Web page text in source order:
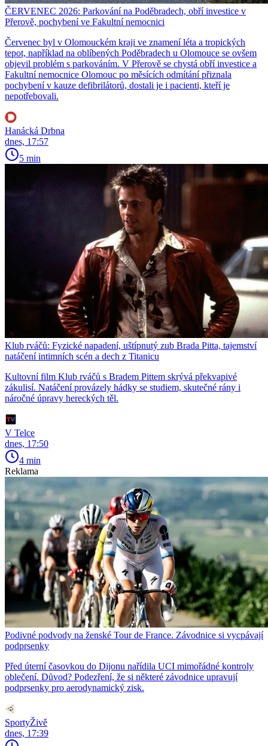
ČERVENEC 2026: Parkování na Poděbradech, obří investice v
Přerově, pochybení ve Fakultní nemocnici
Červenec byl v Olomouckém kraji ve znamení léta a tropických
tepot, například na oblíbených Poděbradech u Olomouce se ovšem
objevil problém s parkováním. V Přerově se chystá obří investice a
Fakultní nemocnice Olomouc po měsících odmítání přiznala
pochybení v kauze defibrilátorů, dostali je i pacienti, kteří je
nepotřebovali.
Hanácká Drbna
dnes, 17:57
5 min
Klub rváčů: Fyzické napadení, uštípnutý zub Brada Pitta, tajemství
natáčení intimních scén a dech z Titanicu
Kultovní film Klub rváčů s Bradem Pittem skrývá překvapivé
zákulisí. Natáčení provázely hádky se studiem, skutečné rány i
náročné úpravy hereckých těl.
V Telce
dnes, 17:50
4 min
Reklama
Podivné podvody na ženské Tour de France. Závodnice si vycpávají
podprsenky
Před úterní časovkou do Dijonu nařídila UCI mimořádné kontroly
oblečení. Důvod? Podezření, že si některé závodnice upravují
podprsenky pro aerodynamický zisk.
SportyŽivě
dnes, 17:39